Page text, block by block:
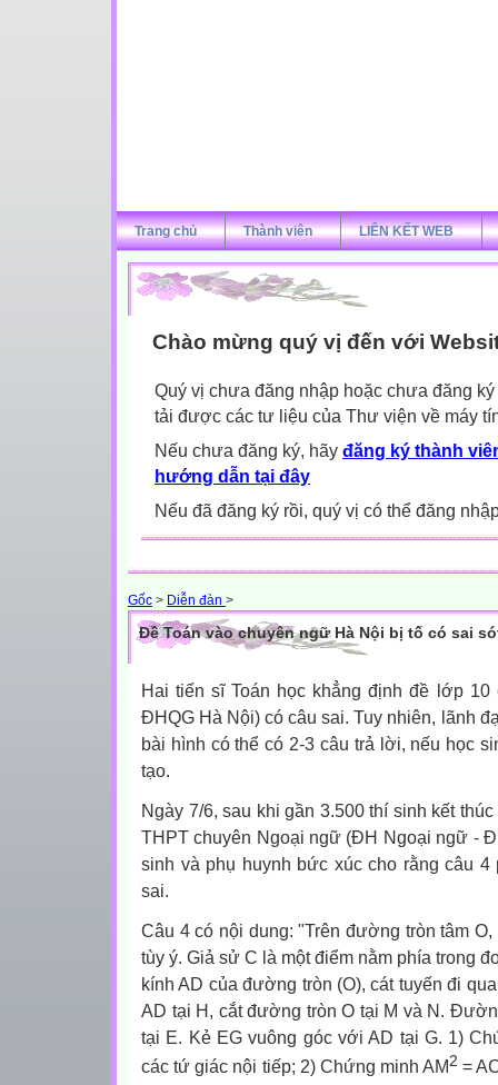
Trang chủ Thành viên LIÊN KẾT WEB
Chào mừng quý vị đến với
Quý vị chưa đăng nhập hoặc chưa đăng
tải được các tư liệu của Thư viện về máy
Nếu chưa đăng ký, hãy đăng ký thành
hướng dẫn tại đây
Nếu đã đăng ký rồi, quý vị có thể đăng
Gốc > Diễn đàn >
Đề Toán vào chuyên ngữ Hà Nội bị tố có sai
Hai tiến sĩ Toán học khẳng định đề lớp
ĐHQG Hà Nội) có câu sai. Tuy nhiên, lãnh
bài hình có thể có 2-3 câu trả lời, nếu học
tạo.
Ngày 7/6, sau khi gần 3.500 thí sinh kết
THPT chuyên Ngoại ngữ (ĐH Ngoại ngữ -
sinh và phụ huynh bức xúc cho rằng câu
sai.
Câu 4 có nội dung: "Trên đường tròn tâm
tùy ý. Giả sử C là một điểm nằm phía trong
kính AD của đường tròn (O), cát tuyến đi
AD tại H, cắt đường tròn O tại M và N.
tại E. Kẻ EG vuông góc với AD tại G. 1)
các tứ giác nội tiếp; 2) Chứng minh AM2 =